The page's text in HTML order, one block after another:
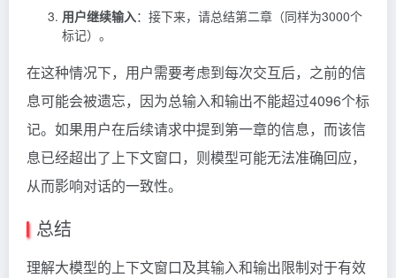
用户继续输入：接下来，请总结第二章（同样为3000个
标记）。
在这种情况下，用户需要考虑到每次交互后，之前的信
息可能会被遗忘，因为总输入和输出不能超过4096个标
记。如果用户在后续请求中提到第一章的信息，而该信
息已经超出了上下文窗口，则模型可能无法准确回应，
从而影响对话的一致性。
总结
理解大模型的上下文窗口及其输入和输出限制对于有效